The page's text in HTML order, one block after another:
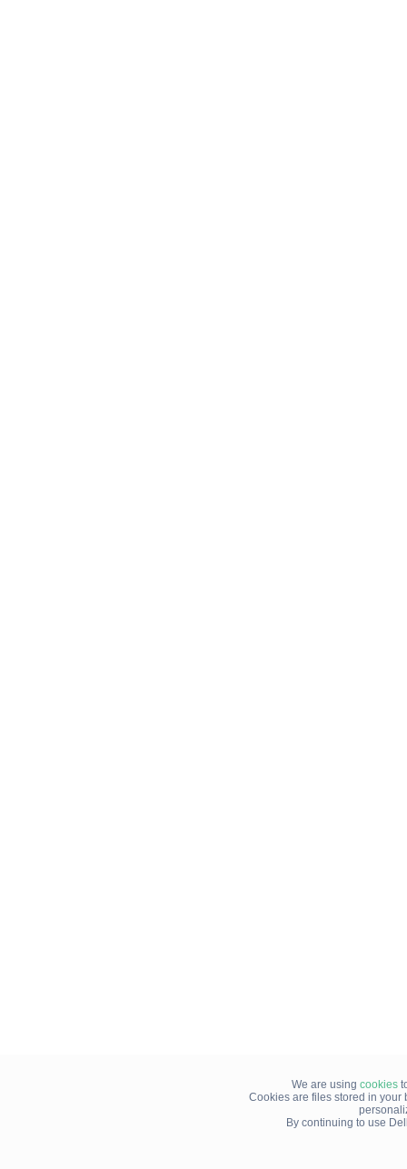
We are using cookies
Cookies are files stored in your
By continuing to use